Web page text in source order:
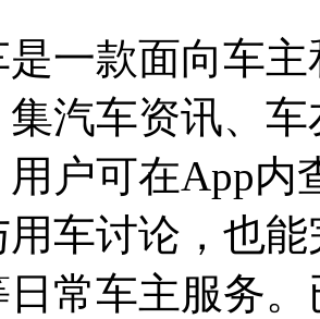
一款面向车
汽车资讯、
户可在App内
车讨论，也
日常车主服务